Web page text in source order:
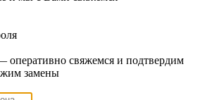
оперативно свяжемся и подтвердим
замены